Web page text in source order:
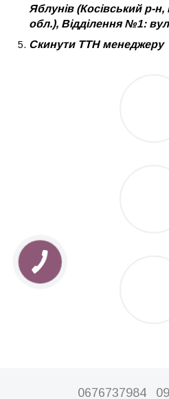
Яблунів (Косівський р-н,
обл.), Відділення №1:
Скинути ТТН менеджеру
0676737984